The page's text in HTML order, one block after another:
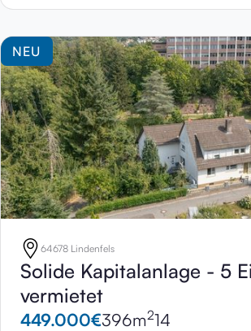
NEU
64678 Lindenfels
Solide Kapitalanlage - 5
vermietet
449.000€396m214